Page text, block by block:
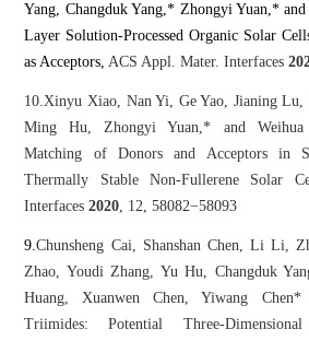
Yang, Changduk Yang,* Zhongyi Yuan,*
Layer Solution-Processed Organic Solar
as Acceptors, ACS Appl. Mater. Interfaces
10.Xinyu Xiao, Nan Yi, Ge Yao, Jianing
Ming Hu, Zhongyi Yuan,* and Weihua
Matching of Donors and Acceptors in
Thermally Stable Non-Fullerene Solar
Interfaces2020, 12, 58082−58093
9.Chunsheng Cai, Shanshan Chen, Li Li,
Zhao, Youdi Zhang, Yu Hu, Changduk
Huang, Xuanwen Chen, Yiwang Chen*
Triimides: Potential Three-